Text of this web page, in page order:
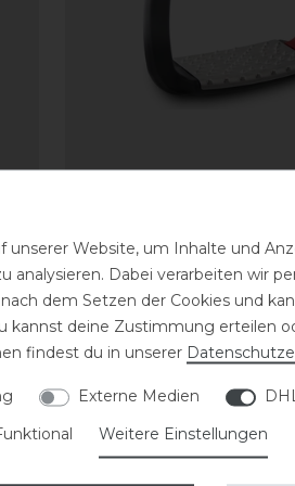
198,00 € *
1 Paar
ARTIKEL
Website, um Inhalte und
Dabei verarbeiten wir
dem Setzen der Cookies und
deine Zustimmung erteilen
findest du in unserer
Externe Medien
Weitere Einstellungen